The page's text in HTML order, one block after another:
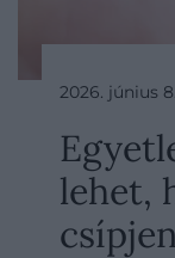
2026. június
lehet,